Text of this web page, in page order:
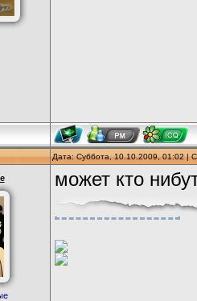
Дата: Суббота, 10.10.2009, 01:02 |
может кто